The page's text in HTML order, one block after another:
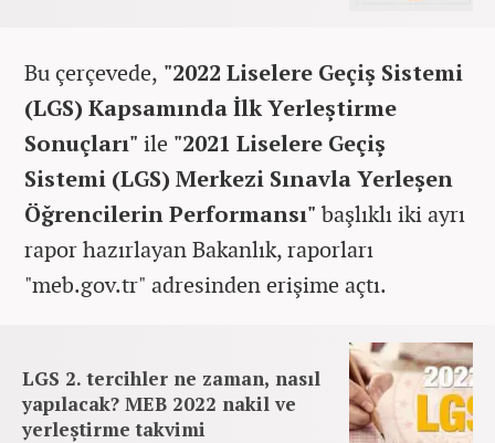
Bu çerçevede, "2022 Liselere Geçiş Sistemi
(LGS) Kapsamında İlk Yerleştirme
Sonuçları" ile "2021 Liselere Geçiş
Sistemi (LGS) Merkezi Sınavla Yerleşen
Öğrencilerin Performansı" başlıklı iki ayrı
rapor hazırlayan Bakanlık, raporları
"meb.gov.tr" adresinden erişime açtı.
LGS 2. tercihler ne zaman, nasıl
yapılacak? MEB 2022 nakil ve
yerleştirme takvimi